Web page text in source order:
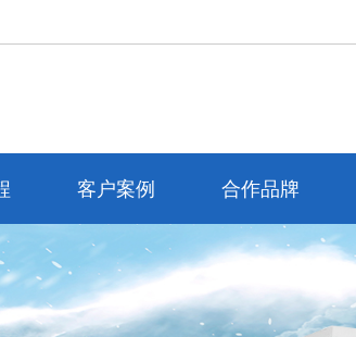
客户案例 合作品牌